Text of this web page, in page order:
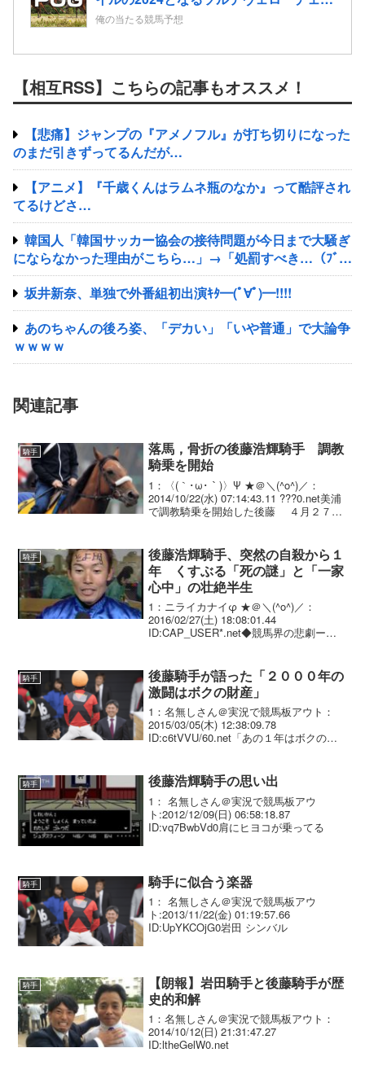
2歳情報
俺の当たる競馬予想
【相互RSS】こちらの記事もオススメ！
【悲痛】ジャンプの『アメノフル』が打ち切りになった
のまだ引きずってるんだが…
【アニメ】『千歳くんはラムネ瓶のなか』って酷評され
てるけどさ…
韓国人「韓国サッカー協会の接待問題が今日まで大騒ぎ
にならなかった理由がこちら…」→「処罰すべき…（ﾌﾞﾙ
ﾌﾞﾙ」＝韓国の反応
坂井新奈、単独で外番組初出演ｷﾀ━(ﾟ∀ﾟ)━!!!!
あのちゃんの後ろ姿、「デカい」「いや普通」で大論争
ｗｗｗｗ
関連記事
騎手
落馬，骨折の後藤浩輝騎手 調教
騎乗を開始
1：〈(｀･ω･｀)〉Ψ ★＠＼(^o^)／：
2014/10/22(水) 07:14:43.11 ???0.net美浦
で調教騎乗を開始した後藤 ４月２７日
め戦列を離...
騎手
後藤浩輝騎手、突然の自殺から１
年 くすぶる「死の謎」と「一家
心中」の壮絶半生
1：ニライカナイφ ★＠＼(^o^)／：
2016/02/27(土) 18:08:01.44
ID:CAP_USER*.net◆競馬界の悲劇ーー
半生 JRA所属...
騎手
後藤騎手が語った「２０００年の
激闘はボクの財産」
1：名無しさん＠実況で競馬板アウト：
2015/03/05(木) 12:38:09.78
ID:c6tVVU/60.net「あの１年はボクの財
名がともに長期米国遠征。 後...
騎手 後藤浩輝騎手の思い出
1： 名無しさん＠実況で競馬板アウ
ト:2012/12/09(日) 06:58:18.87
ID:vq7BwbVd0肩にヒヨコが乗ってる
騎手 騎手に似合う楽器
1： 名無しさん＠実況で競馬板アウ
ト:2013/11/22(金) 01:19:57.66
ID:UpYKCOjG0岩田 シンバル
騎手
【朗報】岩田騎手と後藤騎手が歴
史的和解
1：名無しさん＠実況で競馬板アウト：
2014/10/12(日) 21:31:47.27
ID:ltheGelW0.net